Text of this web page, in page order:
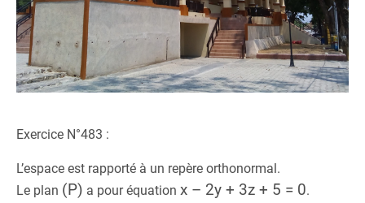
Exercice N°483 :
L’espace est rapporté à un repère orthonormal.
Le plan (P) a pour équation x – 2y + 3z + 5 = 0.